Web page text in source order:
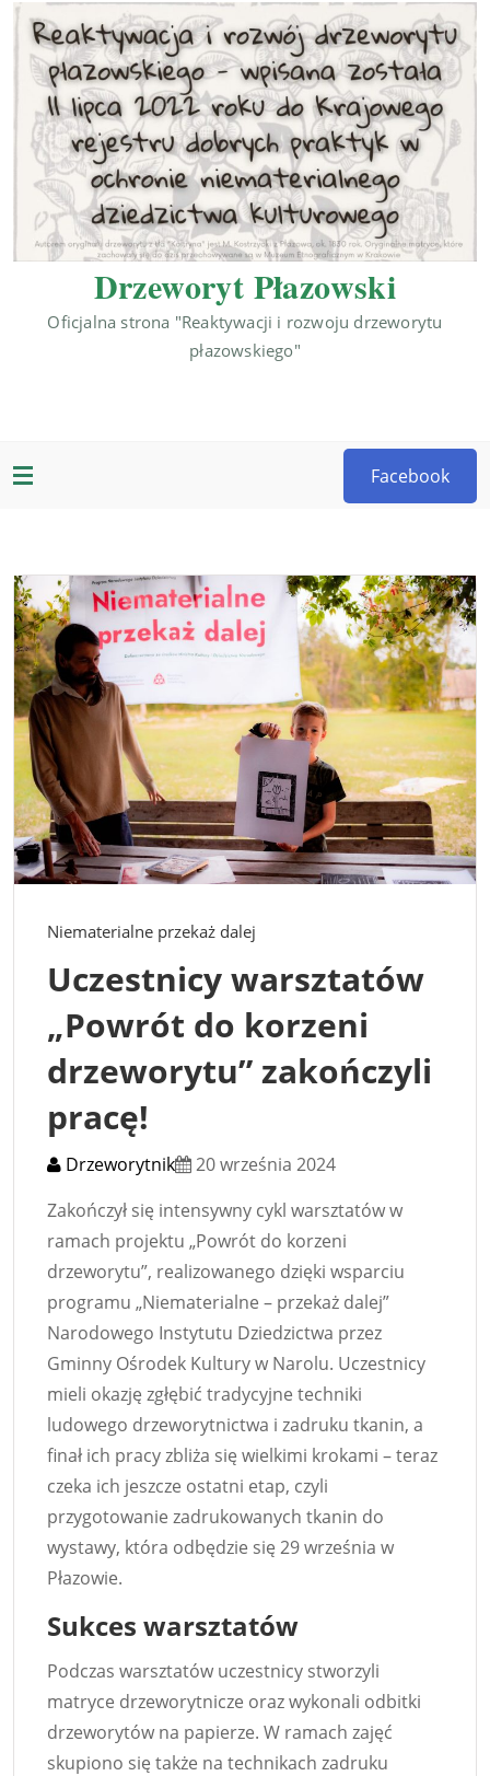
Drzeworyt Płazowski
Oficjalna strona "Reaktywacji i rozwoju drzeworytu
płazowskiego"
Facebook
Niematerialne przekaż dalej
Uczestnicy warsztatów
„Powrót do korzeni
drzeworytu” zakończyli
pracę!
Drzeworytnik
20 września 2024
Zakończył się intensywny cykl warsztatów w
ramach projektu „Powrót do korzeni
drzeworytu”, realizowanego dzięki wsparciu
programu „Niematerialne – przekaż dalej”
Narodowego Instytutu Dziedzictwa przez
Gminny Ośrodek Kultury w Narolu. Uczestnicy
mieli okazję zgłębić tradycyjne techniki
ludowego drzeworytnictwa i zadruku tkanin, a
finał ich pracy zbliża się wielkimi krokami – teraz
czeka ich jeszcze ostatni etap, czyli
przygotowanie zadrukowanych tkanin do
wystawy, która odbędzie się 29 września w
Płazowie.
Sukces warsztatów
Podczas warsztatów uczestnicy stworzyli
matryce drzeworytnicze oraz wykonali odbitki
drzeworytów na papierze. W ramach zajęć
skupiono się także na technikach zadruku